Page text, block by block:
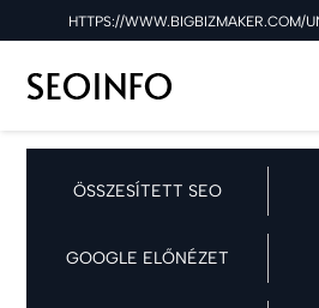
ÖSSZESÍTETT SEO
GOOGLE ELŐNÉZET